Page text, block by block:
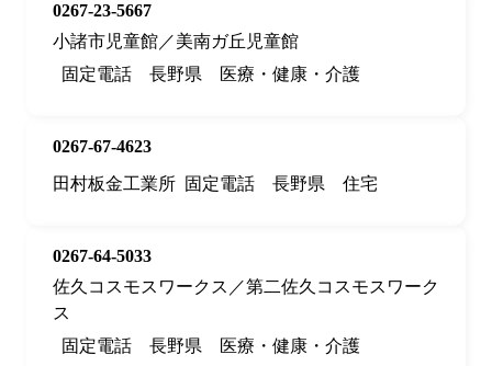
0267-23-5667
小諸市児童館／美南ガ丘児童館
固定電話
長野県 医療・健康・介護
0267-67-4623
田村板金工業所 固定電話 長野県 住宅
0267-64-5033
佐久コスモスワークス／第二佐久コスモスワーク
ス
固定電話
長野県 医療・健康・介護